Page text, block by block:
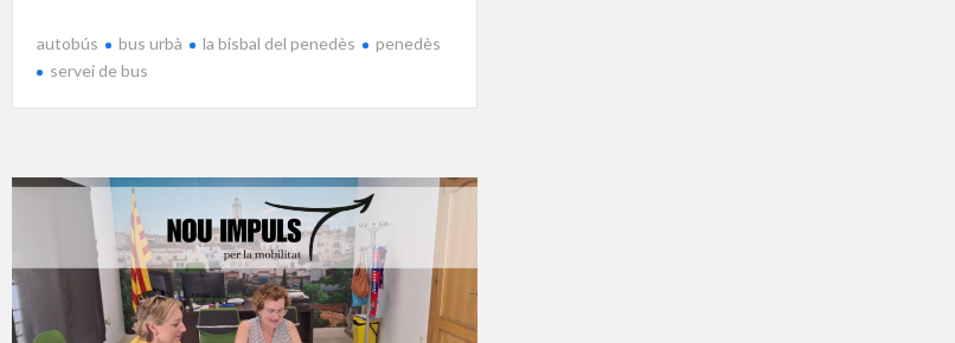
autobús bus urbà la bisbal del penedès
penedès
servei de bus